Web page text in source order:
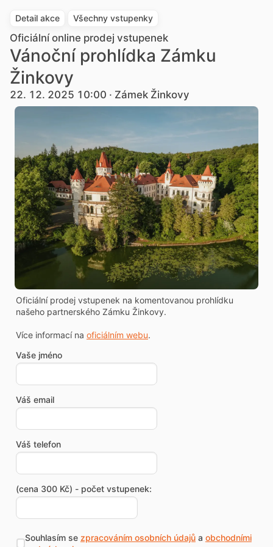
Detail akce Všechny vstupenky
Oficiální online prodej vstupenek
Vánoční prohlídka Zámku
Žinkovy
22. 12. 2025 10:00 · Zámek Žinkovy
Oficiální prodej vstupenek na komentovanou prohlídku
našeho partnerského Zámku Žinkovy.
Více informací na oficiálním webu.
Vaše jméno
Váš email
Váš telefon
(cena 300 Kč) - počet vstupenek:
Souhlasím se zpracováním osobních údajůa obchodními